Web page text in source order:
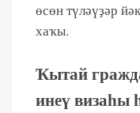
өсөн түләүҙәр
хаҡы.
Ҡытай
инеү визаһы